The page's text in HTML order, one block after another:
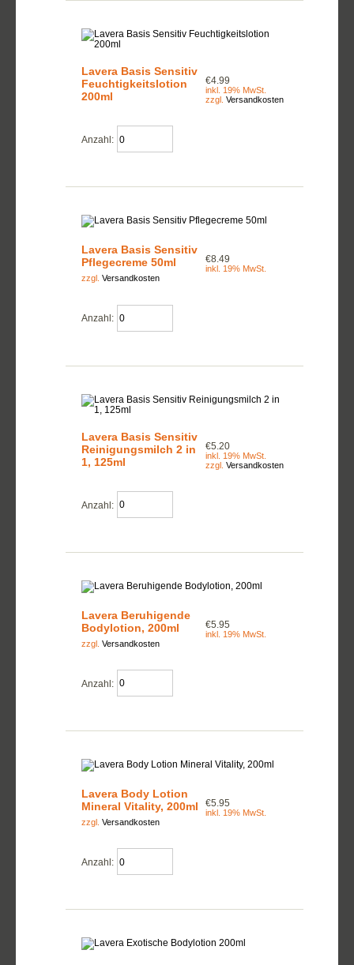
Lavera Basis Sensitiv
Feuchtigkeitslotion
200ml
€4.99
inkl. 19% MwSt.
zzgl. Versandkosten
Anzahl:
Lavera Basis Sensitiv
Pflegecreme 50ml
€8.49
inkl. 19% MwSt.
zzgl. Versandkosten
Anzahl:
Lavera Basis Sensitiv
Reinigungsmilch 2 in
1, 125ml
€5.20
inkl. 19% MwSt.
zzgl. Versandkosten
Anzahl:
Lavera Beruhigende
Bodylotion, 200ml
€5.95
inkl. 19% MwSt.
zzgl. Versandkosten
Anzahl:
Lavera Body Lotion
Mineral Vitality, 200ml
€5.95
inkl. 19% MwSt.
zzgl. Versandkosten
Anzahl: